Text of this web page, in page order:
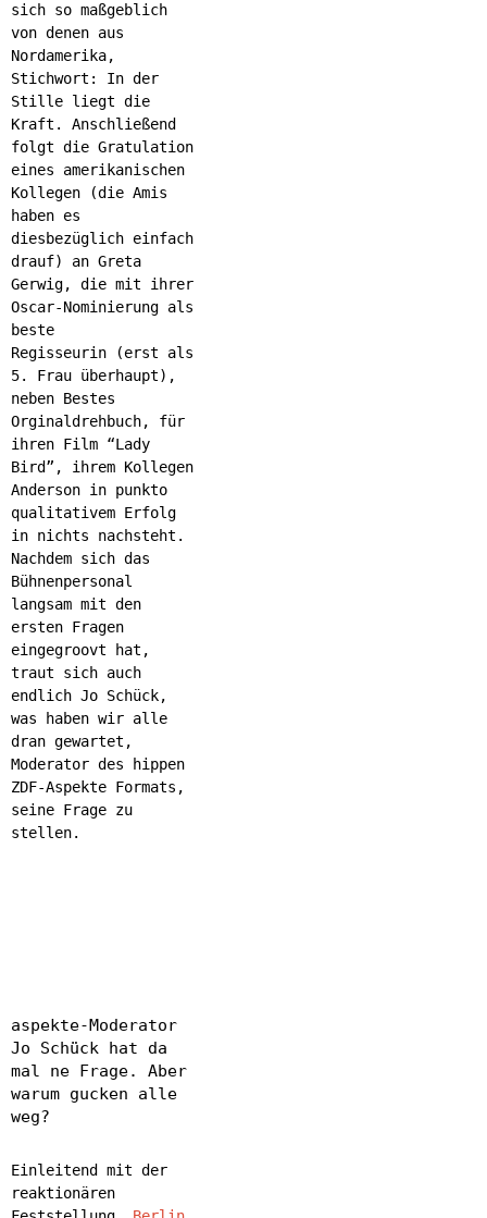
sich so maßgeblich
von denen aus
Nordamerika,
Stichwort: In der
Stille liegt die
Kraft. Anschließend
folgt die Gratulation
eines amerikanischen
Kollegen (die Amis
haben es
diesbezüglich einfach
drauf) an Greta
Gerwig, die mit ihrer
Oscar-Nominierung als
beste
Regisseurin
(erst als
5. Frau überhaupt),
neben Bestes
Orginaldrehbuch,
für
ihren Film “Lady
Bird”, ihrem Kollegen
Anderson in punkto
qualitativem Erfolg
in nichts nachsteht.
Nachdem sich das
Bühnenpersonal
langsam mit den
ersten Fragen
eingegroovt hat,
traut sich auch
endlich Jo Schück,
was haben wir alle
dran gewartet,
Moderator des hippen
ZDF-Aspekte Formats,
seine Frage zu
stellen.
aspekte-Moderator
Jo Schück hat da
mal ne Frage. Aber
warum gucken alle
weg?
Einleitend mit der
reaktionären